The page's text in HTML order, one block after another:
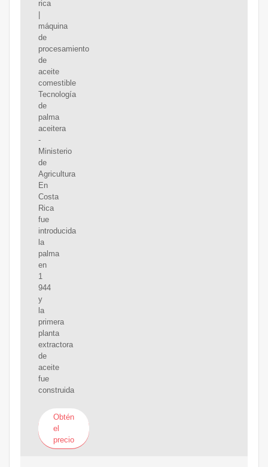
rica
máquina
de
procesamiento
de
aceite
comestible
Tecnología
de
palma
aceitera
-
Ministerio
de
Agricultura
En
Costa
Rica
fue
introducida
la
palma
en
1
944
y
la
primera
planta
extractora
de
aceite
fue
construida
Obtén
el
precio